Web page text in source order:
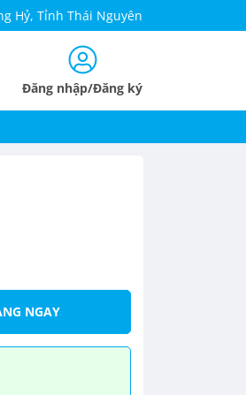
Hỷ, Tỉnh Thái Nguyên
Đăng nhập/Đăng ký
NGAY